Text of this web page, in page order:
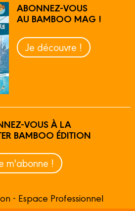
ABONNEZ-VOUS
AU BAMBOO MAG !
Je découvre !
VOUS À LA
BAMBOO ÉDITION
m'abonne !
- Espace Professionnel